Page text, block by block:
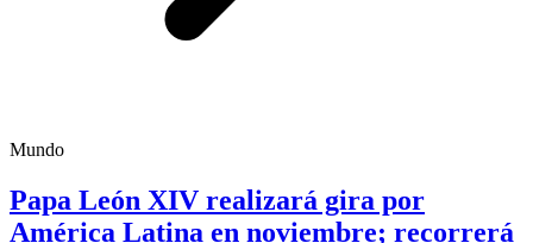
Mundo
Papa León XIV realizará gira por
América Latina en noviembre; recorrerá